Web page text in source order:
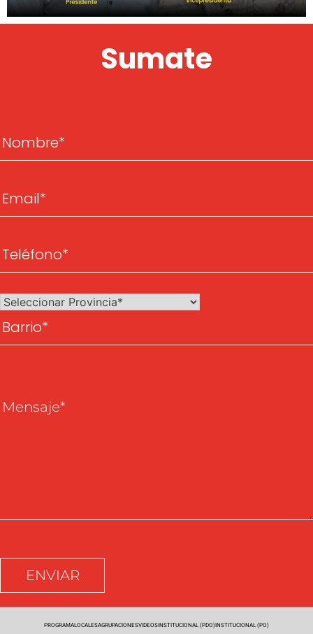
Sumate
PROGRAMALOCALESAGRUPACIONESVIDEOSINSTITUCIONAL (PDO)INSTITUCIONAL (PO)